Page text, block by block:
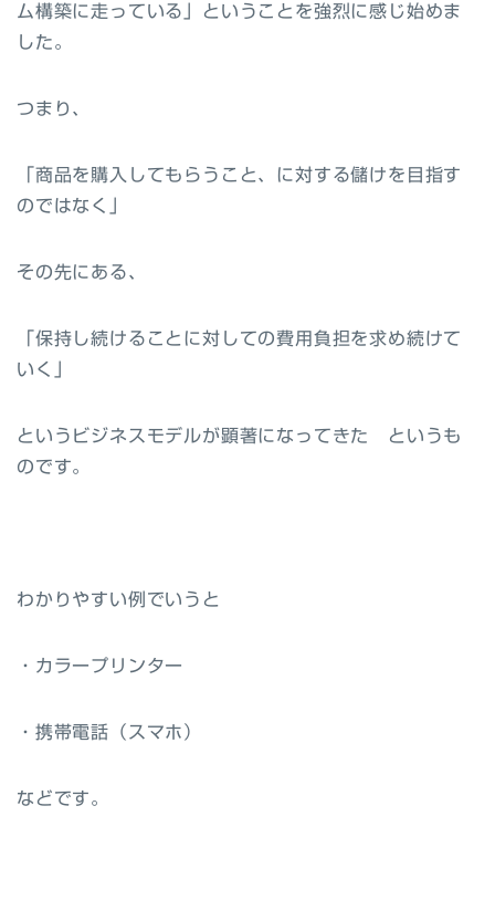
ム構築に走っている」
ということを強烈に感じ始めま
した。
つまり、
「商品を購入してもらうこと、 に対する儲けを目指す
のではなく」
その先にある、
保持し続けることに対しての費用負担を求め続けて
いく」
というビジネスモデルが顕著になってきた というも
のです。
わかりやすい例でいうと
・カラープリンター
・携帯電話（スマホ）
などです。